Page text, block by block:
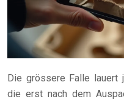
Die grössere Falle
die erst nach dem